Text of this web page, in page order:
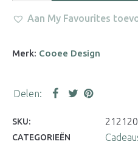
Aan My Favourites
Merk: Cooee Design
SKU:
CATEGORIEËN